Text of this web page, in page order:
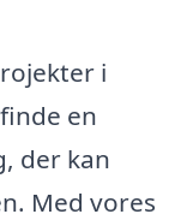
i
en
der kan
Med vores